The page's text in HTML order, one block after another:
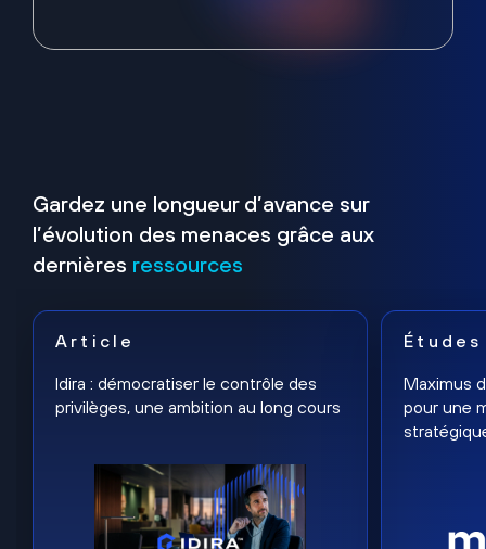
Gardez une longueur d’avance sur
l’évolution des menaces grâce aux
dernières ressources
Article
Idira : démocratiser le contrôle des
privilèges, une ambition au long cours
Études
Maximus
pour une